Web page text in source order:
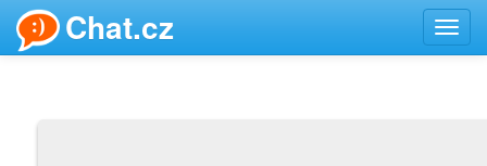
Chat.cz